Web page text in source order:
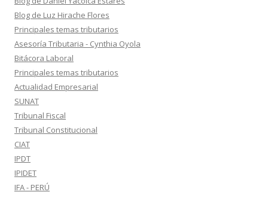
Blog de Luz Hirache Flores
Principales temas tributarios
Asesoría Tributaria - Cynthia Oyola
Bitácora Laboral
Principales temas tributarios
Actualidad Empresarial
SUNAT
Tribunal Fiscal
Tribunal Constitucional
CIAT
IPDT
IPIDET
IFA - PERÚ